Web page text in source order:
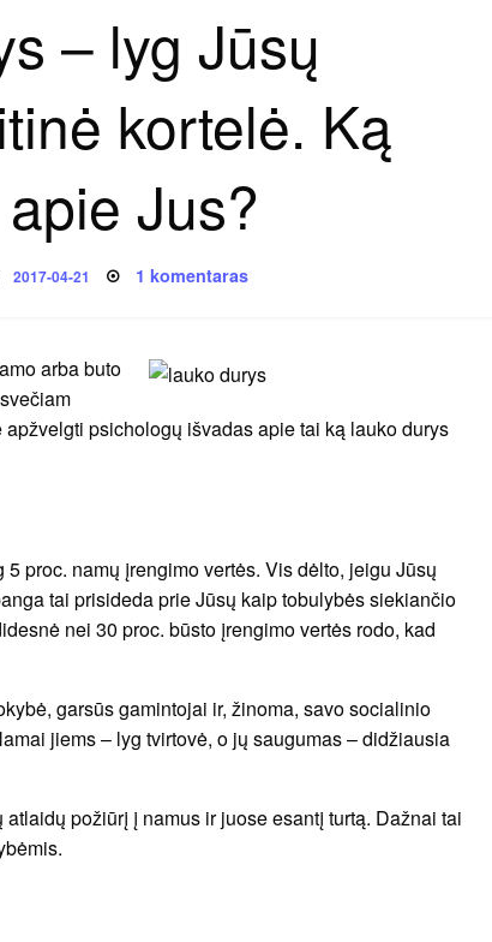
– lyg Jūsų
kortelė. Ką
Jus?
Posted
2017-04-21 1 komentarasįraše
asmeninė
vizitinė
Ką
išduoda
arba buto
psichologų išvadas apie tai ką lauko durys
proc. namų įrengimo vertės. Vis dėlto, jeigu Jūsų
tai prisideda prie Jūsų kaip tobulybės siekiančio
nei 30 proc. būsto įrengimo vertės rodo, kad
garsūs gamintojai ir, žinoma, savo socialinio
jiems – lyg tvirtovė, o jų saugumas – didžiausia
požiūrį į namus ir juose esantį turtą. Dažnai tai